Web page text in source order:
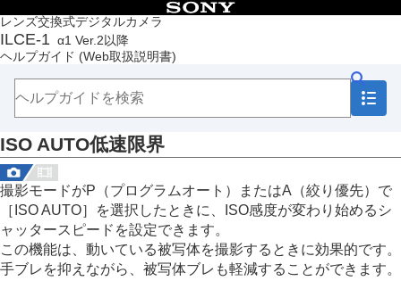
レンズ交換式デジタルカメラ
ILCE-1 α1 Ver.2以降
ヘルプガイド (Web取扱説明書)
目次
トップページ
ヘルプガイドの使いかた
本体と付属品を確認する
本機の基本操作
準備/基本的な撮影
MENU一覧から機能を探す
撮影機能を活用する
この章の目次
撮影モードを選ぶ
フォーカス（ピント）を合わせる
顔/瞳AF
ISO AUTO低速限界
撮影モードがP（プログラムオート ）またはA（絞り優先）で
［ISO AUTO］
を選択したときに、ISO感度が変わり始めるシ
ャッタースピードを設定できます。
この機能は、動いている被写体を撮影するときに効果的です。
手ブレを抑えながら、被写体ブレも軽減することができます。